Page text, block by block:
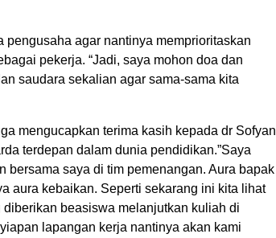
pengusaha agar nantinya memprioritaskan
pekerja. “Jadi, saya mohon doa dan
saudara sekalian agar sama-sama kita
mengucapkan terima kasih kepada dr Sofyan
terdepan dalam dunia pendidikan.”Saya
bersama saya di tim pemenangan. Aura bapak
aura kebaikan. Seperti sekarang ini kita lihat
beasiswa melanjutkan kuliah di
lapangan kerja nantinya akan kami